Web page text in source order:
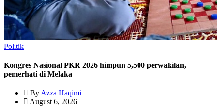
Politik
Kongres Nasional PKR 2026 himpun 5,500 perwakilan,
pemerhati di Melaka
By Azza Haqimi
August 6, 2026